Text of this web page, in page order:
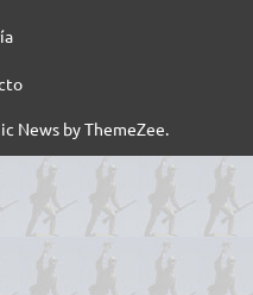
News by ThemeZee.